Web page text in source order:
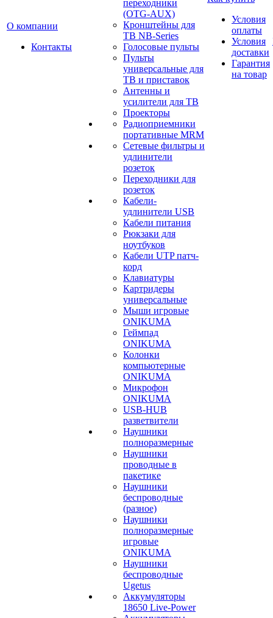
О компании
Контакты
переходники
(OTG-AUX)
Кронштейны для
ТВ NB-Series
Голосовые пульты
Пульты
универсальные для
ТВ и приставок
Антенны и
усилители для ТВ
Проекторы
Радиоприемники
портативные MRM
Сетевые фильтры и
удлинители
розеток
Переходники для
розеток
Кабели-
удлинители USB
Кабели питания
Рюкзаки для
ноутбуков
Кабели UTP патч-
корд
Клавиатуры
Картридеры
универсальные
Мыши игровые
ONIKUMA
Геймпад
ONIKUMA
Колонки
компьютерные
ONIKUMA
Микрофон
ONIKUMA
USB-HUB
разветвители
Наушники
полноразмерные
Наушники
проводные в
пакетике
Наушники
беспроводные
(разное)
Наушники
полноразмерные
игровые
ONIKUMA
Наушники
беспроводные
Ugetus
Аккумуляторы
18650 Live-Power
Условия
оплаты
Условия
доставки
Гарантия
на товар